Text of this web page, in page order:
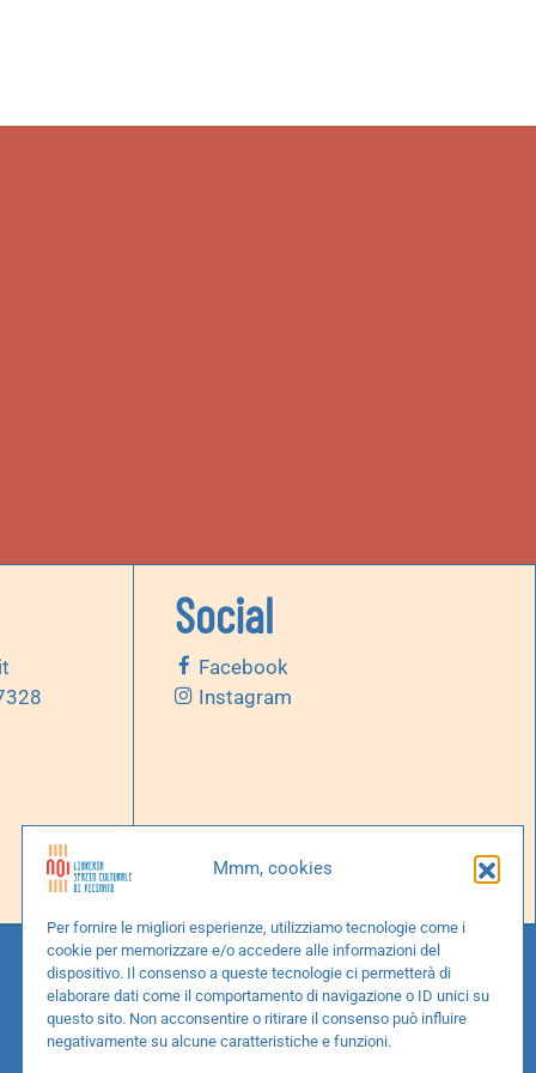
Mmm, cookies
Per fornire le migliori esperienze, utilizziamo tecnologie come i
cookie per memorizzare e/o accedere alle informazioni del
dispositivo. Il consenso a queste tecnologie ci permetterà di
elaborare dati come il comportamento di navigazione o ID unici su
questo sito. Non acconsentire o ritirare il consenso può influire
negativamente su alcune caratteristiche e funzioni.
Social
Facebook
Instagram